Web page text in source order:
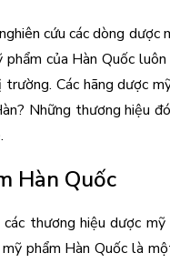
cứu các dòng
phẩm của Hàn Quốc
Các hãng dược
Những thương hiệu
Hàn Quốc
thương hiệu dược
phẩm Hàn Quốc là